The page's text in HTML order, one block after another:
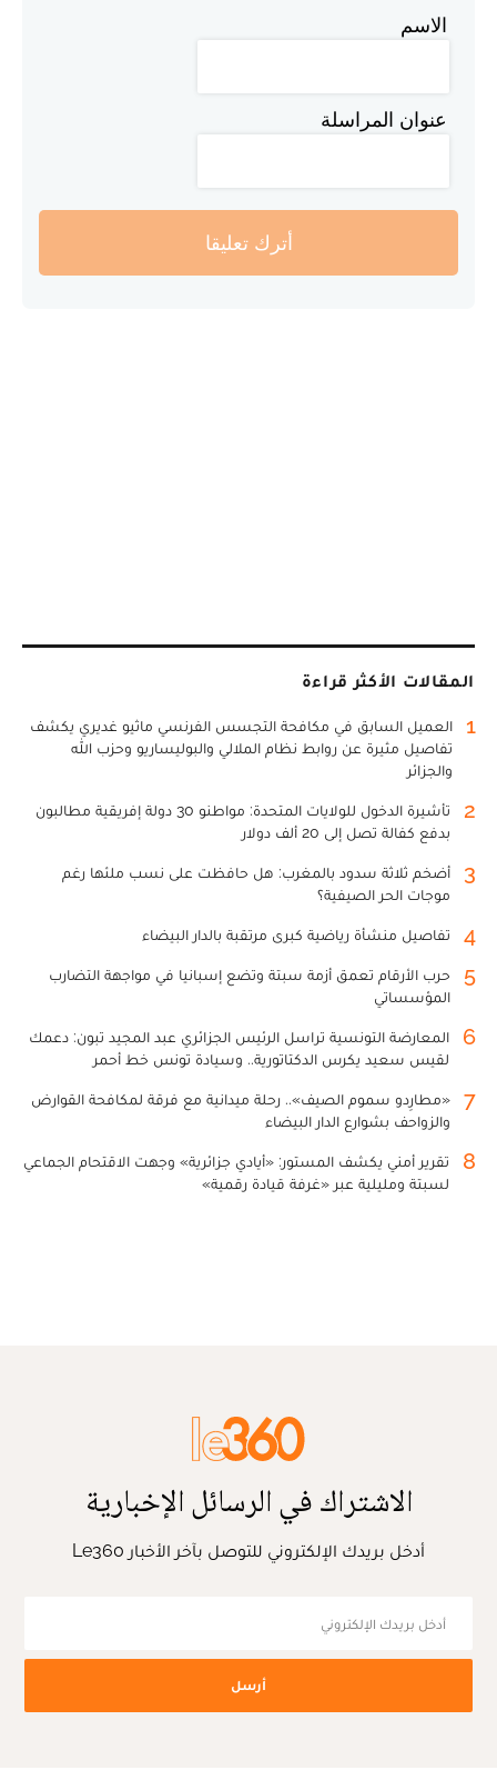
الاسم
عنوان المراسلة
أترك تعليقا
المقالات الأكثر قراءة
1
العميل السابق في مكافحة التجسس الفرنسي ماثيو غديري يكشف
تفاصيل مثيرة عن روابط نظام الملالي والبوليساريو وحزب الله
والجزائر
2
تأشيرة الدخول للولايات المتحدة: مواطنو 30 دولة إفريقية مطالبون
بدفع كفالة تصل إلى 20 ألف دولار
3
أضخم ثلاثة سدود بالمغرب: هل حافظت على نسب ملئها رغم
موجات الحر الصيفية؟
4 تفاصيل منشأة رياضية كبرى مرتقبة بالدار البيضاء
5
حرب الأرقام تعمق أزمة سبتة وتضع إسبانيا في مواجهة التضارب
المؤسساتي
6
المعارضة التونسية تراسل الرئيس الجزائري عبد المجيد تبون: دعمك
لقيس سعيد يكرس الدكتاتورية.. وسيادة تونس خط أحمر
7
«مطارِدو سموم الصيف».. رحلة ميدانية مع فرقة لمكافحة القوارض
والزواحف بشوارع الدار البيضاء
8
تقرير أمني يكشف المستور: «أيادي جزائرية» وجهت الاقتحام الجماعي
لسبتة ومليلية عبر «غرفة قيادة رقمية»
الاشتراك في الرسائل الإخبارية
أدخل بريدك الإلكتروني للتوصل بآخر الأخبار Le360
أرسل